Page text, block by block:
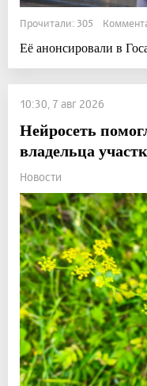
Прочитали: 305
Её анонсировали в
10:30, 7 авг 2026
Нейросеть
владельца
Новости